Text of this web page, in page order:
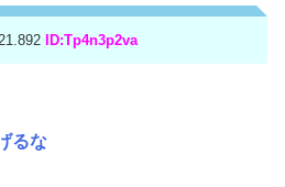
ID:Tp4n3p2va
るな